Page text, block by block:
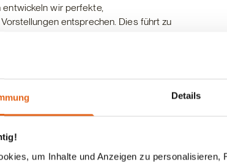
Details
um Inhalte und Anzeigen zu
entwickeln wir perfekte,
entsprechen. Dies führt zu
nur funktional und ästhetisch, sondern
Partnerschaft, die Ihre Träume wahr
Baustoff Holz können wir ein
Bauen realisieren. Dies ermöglicht
und gleichzeitig den
Ziel ist es, Ihnen ein Zuhause zu bieten,